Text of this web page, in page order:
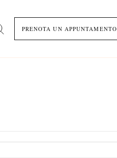
PRENOTA UN APPUNTAMENTO